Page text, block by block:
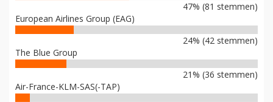
47% (81 stemmen)
European Airlines Group (EAG)
24% (42 stemmen)
The Blue Group
21% (36 stemmen)
Air-France-KLM-SAS(-TAP)